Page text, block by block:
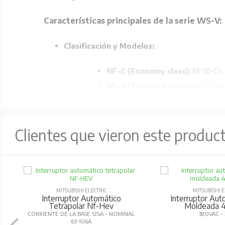
Características principales de la serie WS-V:
Clasificación y Modelos:
NF-C (Economy class): NF30-
Compacto y estandarizado:Diseño
Compatibilidad AC/DC:
Los modelos de
Comunicaciones inteligentes:
real.
Materiales reciclables:
Fabricados con
Clientes que vieron este
MITSUBISHI ELECTRIC
Interruptor Automatico Caja
Moldeada 3X16-20A
380VAC - 50KA
MITSUBISHI
Interruptor
Moldeada
380VAC -